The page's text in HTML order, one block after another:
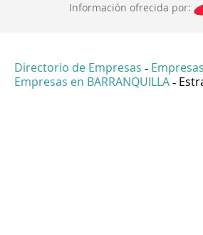
Información ofrecida por:
Directorio de Empresas -
Empresas en BARRANQUILLA -